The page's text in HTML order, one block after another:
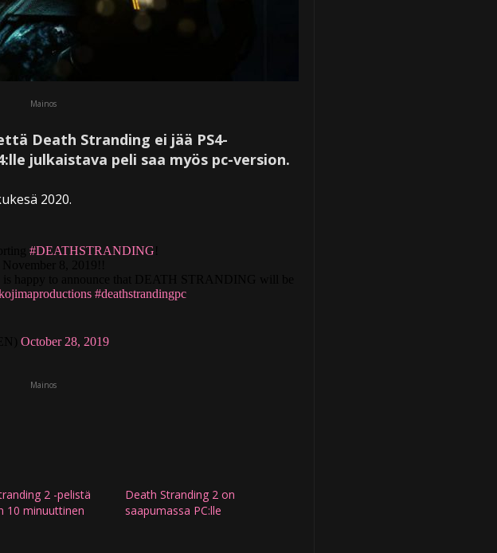
Mainos
Death Stranding ei jää PS4-
julkaistava peli saa myös pc-version.
2020.
#DEATHSTRANDING
#deathstrandingpc
October 28, 2019
Mainos
2 -pelistä
10 minuuttinen
Death Stranding 2 on
saapumassa PC:lle